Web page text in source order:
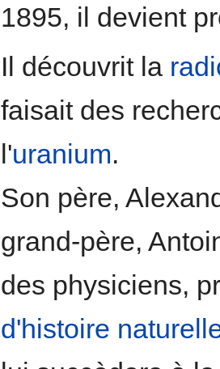
1895, il devient
Il découvrit la
faisait des
l'uranium.
Son père,
grand-père,
des physiciens,
d'histoire